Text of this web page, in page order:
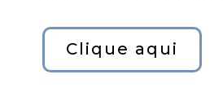
Clique aqui